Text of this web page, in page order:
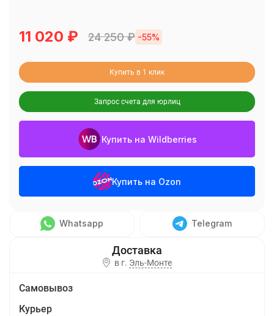
11 020 ₽ 24 250₽ -55%
Купить в 1 клик
Запрос счета для юрлиц
Купить на Wildberries
Купить на Ozon
Whatsapp Telegram
в г. Эль-Монте
Самовывоз
Курьер